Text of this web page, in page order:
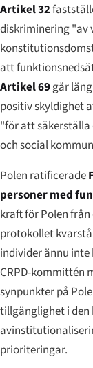
Artikel 32
diskriminering "av
att
Artikel 69går
positiv skyldighet
"för att säkerställa
och social
Polen ratificerade
personer med
kraft för Polen
protokollet
individer ännu
CRPD-kommittén
synpunkter på
tillgänglighet i
prioriteringar.